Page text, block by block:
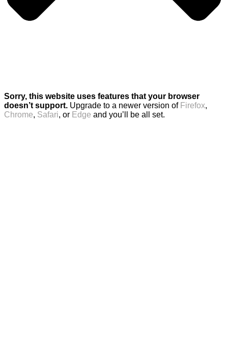
Sorry, this website uses features that your browser
doesn’t support. Upgrade to a newer version of Firefox,
Chrome, Safari, or Edge and you’ll be all set.